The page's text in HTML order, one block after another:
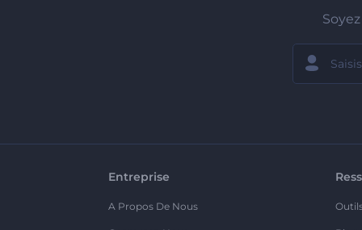
Entreprise
A Propos De Nous